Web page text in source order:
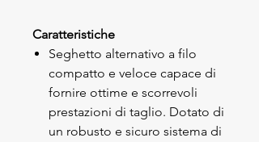
Caratteristiche
Seghetto alternativo a filo
compatto e veloce capace di
fornire ottime e scorrevoli
prestazioni di taglio. Dotato di
un robusto e sicuro sistema di